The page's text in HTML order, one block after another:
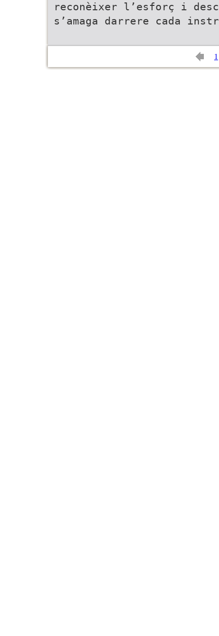
reconèixer l’esforç i
s’amaga darrere cada
1